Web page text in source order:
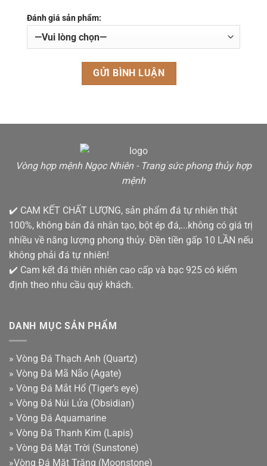
Đánh giá sản phẩm:
Vòng hợp mệnh Ngọc Nhiên - Trang sức phong thủy hợp
mệnh
✔️ CAM KẾT CHẤT LƯỢNG, sản phẩm đá tự nhiên thật
100%, không bán đá nhân tạo, bột ép đá,...không có giá trị
nhiều về năng lượng phong thủy. Đền tiền gấp 10 LẦN nếu
không phải đá tự nhiên!
✔️ Cam kết đá thiên nhiên cao cấp và bạc 925 có kiểm
định theo nhu cầu quý khách.
DANH MỤC SẢN PHẨM
» Vòng Đá Thạch Anh (Quartz)
» Vòng Đá Mã Não (Agate)
» Vòng Đá Mắt Hổ (Tiger’s eye)
» Vòng Đá Núi Lửa (Obsidian)
» Vòng Đá Aquamarine
» Vòng Đá Thanh Kim (Lapis)
» Vòng Đá Mặt Trời (Sunstone)
»Vòng Đá Mặt Trăng (Moonstone)